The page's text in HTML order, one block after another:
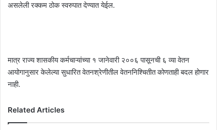
असलेली रक्कम ठोक स्वरुपात देण्यात येईल.
मात्र राज्य शासकीय कर्मचाऱ्यांच्या १ जानेवारी २००६ पासूनची ६ व्या वेतन
आयोगानुसार केलेल्या सुधारित वेतनश्रेणीतील वेतननिश्चितीत कोणताही बदल होणार
नाही.
Related Articles